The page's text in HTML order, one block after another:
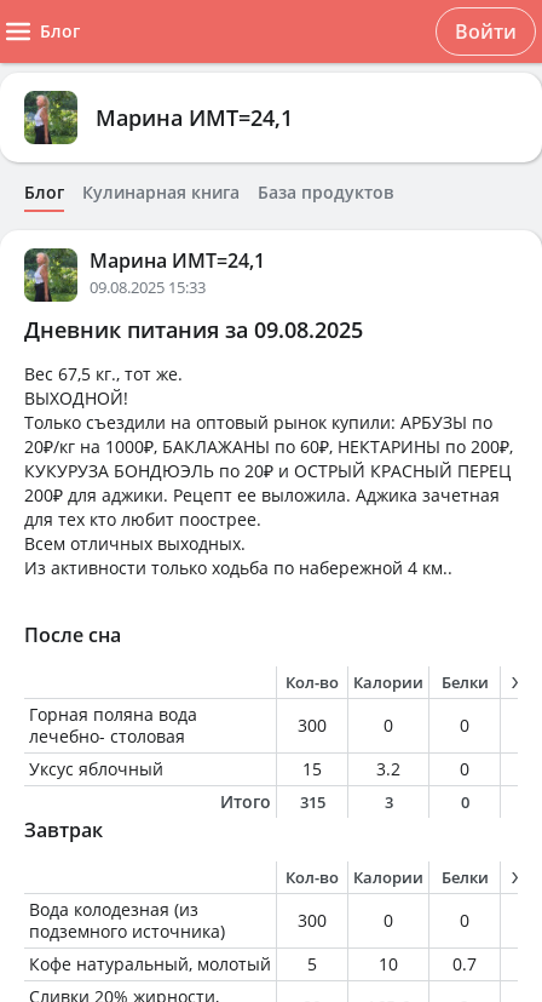
Блог Войти
Марина ИМТ=24,1
Блог Кулинарная книга База продуктов
Марина ИМТ=24,1
09.08.2025 15:33
Дневник питания за 09.08.2025
Вес 67,5 кг., тот же.
ВЫХОДНОЙ!
Только съездили на оптовый рынок купили: АРБУЗЫ по
20₽/кг на 1000₽, БАКЛАЖАНЫ по 60₽, НЕКТАРИНЫ по 200₽,
КУКУРУЗА БОНДЮЭЛЬ по 20₽ и ОСТРЫЙ КРАСНЫЙ ПЕРЕЦ
200₽ для аджики. Рецепт ее выложила. Аджика зачетная
для тех кто любит поострее.
Всем отличных выходных.
Из активности только ходьба по набережной 4 км..
После сна
Кол-во Калории Белки
Горная поляна вода
лечебно- столовая
300 0 0
Уксус яблочный
15 3.2 0
Итого
315 3 0
Завтрак
Кол-во Калории Белки
Вода колодезная (из
подземного источника)
300 0 0
Кофе натуральный, молотый
5 10 0.7
Сливки 20% жирности,